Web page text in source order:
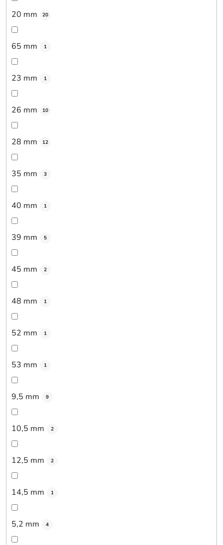
20 mm 20
65 mm 1
23 mm 1
26 mm 10
28 mm 12
35 mm 3
40 mm 1
39 mm 5
45 mm 2
48 mm 1
52 mm 1
53 mm 1
9,5 mm 9
10,5 mm 2
12,5 mm 2
14,5 mm 1
5,2 mm 4